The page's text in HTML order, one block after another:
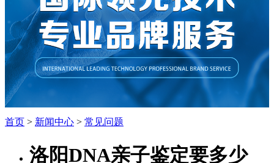
首页 > 新闻中心 > 常见问题
洛阳DNA亲子鉴定要多少